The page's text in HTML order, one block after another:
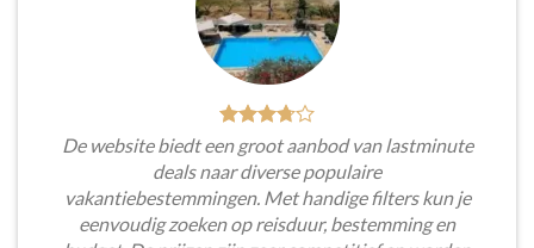
De website biedt een groot aanbod van lastminute
deals naar diverse populaire
vakantiebestemmingen. Met handige filters kun je
eenvoudig zoeken op reisduur, bestemming en